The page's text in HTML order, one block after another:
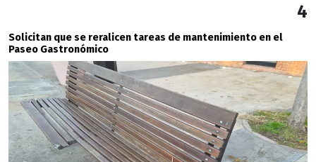
4
Solicitan que se reralicen tareas de mantenimiento en el
Paseo Gastronómico